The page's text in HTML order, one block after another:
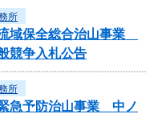
所
域保全総合治山事業
競争入札公告
所
急予防治山事業 中ノ